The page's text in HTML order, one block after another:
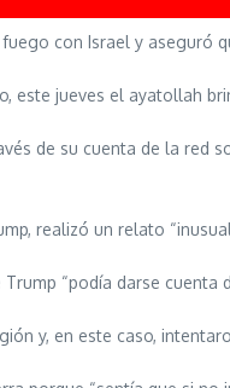
con Israel y aseguró
este jueves el ayatollah
de su cuenta de la
realizó un relato
“podía darse
y, en este caso,